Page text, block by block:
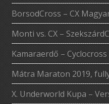
BorsodCross – CX
Monti vs. CX –
Kamaraerdő –
Mátra Maraton 2019,
X. Underworld Kupa –